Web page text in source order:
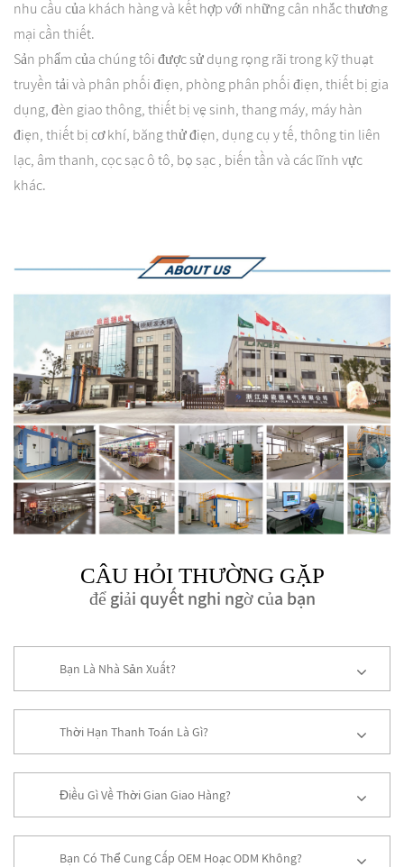
nhu cầu của khách hàng và kết hợp với những cân nhắc thương
mại cần thiết.
Sản phẩm của chúng tôi được sử dụng rộng rãi trong kỹ thuật
truyền tải và phân phối điện, phòng phân phối điện, thiết bị gia
dụng, đèn giao thông, thiết bị vệ sinh, thang máy, máy hàn
điện, thiết bị cơ khí, băng thử điện, dụng cụ y tế, thông tin liên
lạc, âm thanh, cọc sạc ô tô, bộ sạc , biến tần và các lĩnh vực
khác.
CÂU HỎI THƯỜNG GẶP
để giải quyết nghi ngờ của bạn
Bạn Là Nhà Sản Xuất?
Thời Hạn Thanh Toán Là Gì?
Điều Gì Về Thời Gian Giao Hàng?
Bạn Có Thể Cung Cấp OEM Hoặc ODM Không?